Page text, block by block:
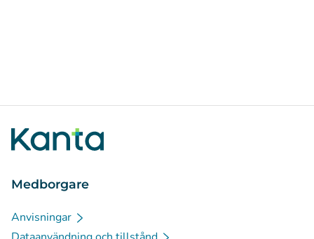
Medborgare
Anvisningar